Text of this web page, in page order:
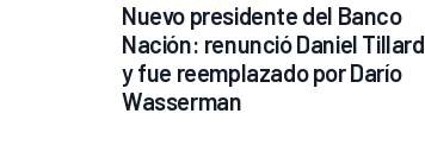
Nuevo presidente del Banco
Nación: renunció Daniel Tillard
y fue reemplazado por Darío
Wasserman